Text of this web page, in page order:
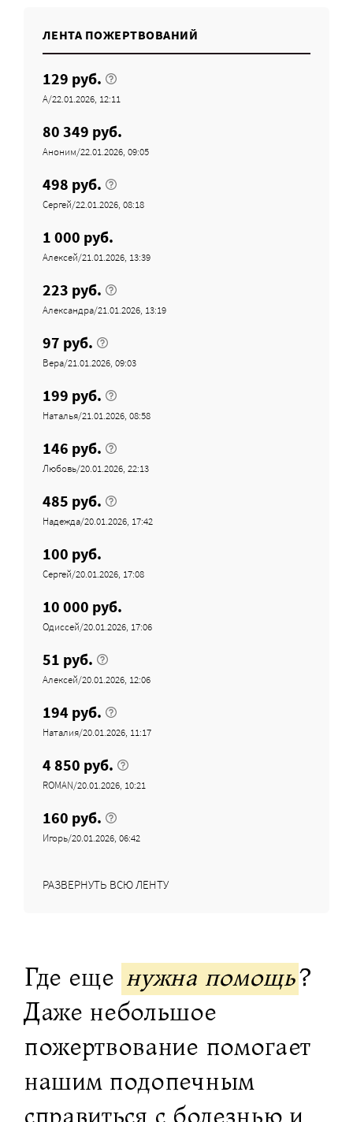
ЛЕНТА ПОЖЕРТВОВАНИЙ
129 руб.
А/22.01.2026, 12:11
80 349 руб.
Аноним/22.01.2026, 09:05
498 руб.
Сергей/22.01.2026, 08:18
1 000 руб.
Алексей/21.01.2026, 13:39
223 руб.
Александра/21.01.2026, 13:19
97 руб.
Вера/21.01.2026, 09:03
199 руб.
Наталья/21.01.2026, 08:58
146 руб.
Любовь/20.01.2026, 22:13
485 руб.
Надежда/20.01.2026, 17:42
100 руб.
Сергей/20.01.2026, 17:08
10 000 руб.
Одиссей/20.01.2026, 17:06
51 руб.
Алексей/20.01.2026, 12:06
194 руб.
Наталия/20.01.2026, 11:17
4 850 руб.
ROMAN/20.01.2026, 10:21
160 руб.
Игорь/20.01.2026, 06:42
РАЗВЕРНУТЬ ВСЮ ЛЕНТУ
Где еще нужна помощь?
Даже небольшое
пожертвование помогает
нашим подопечным